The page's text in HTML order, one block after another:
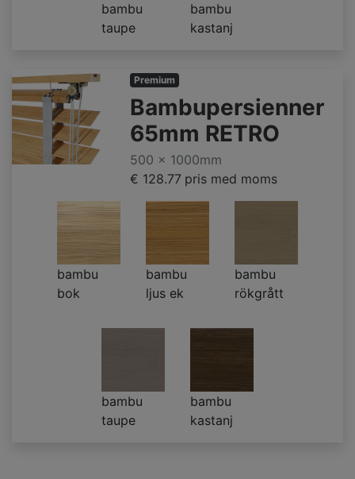
bambu
taupe
bambu
kastanj
Premium
Bambupersienner
65mm RETRO
500 x 1000mm
€ 128.77 pris med moms
bambu
bok
bambu
ljus ek
bambu
rökgrått
bambu
taupe
bambu
kastanj